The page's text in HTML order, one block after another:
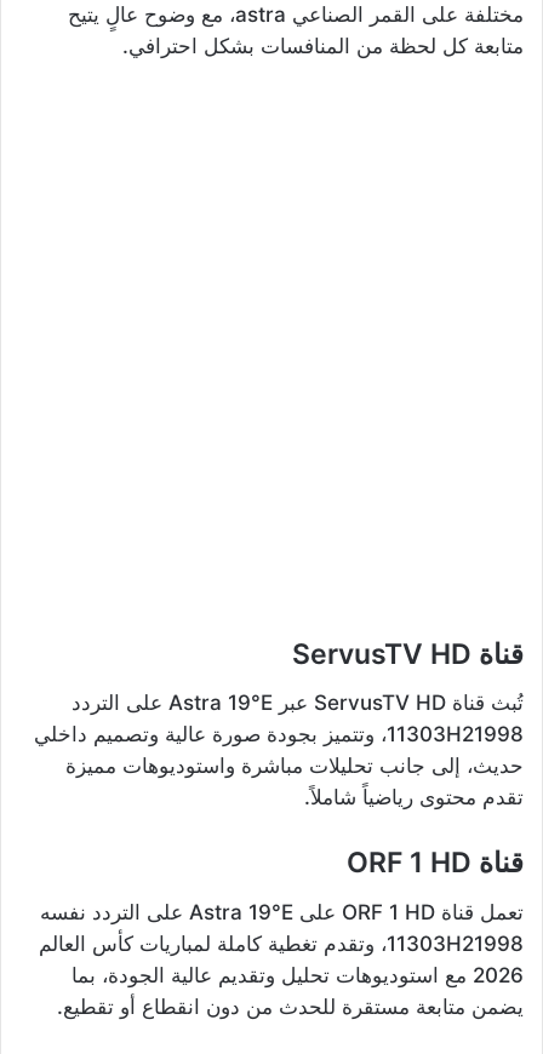
مختلفة على القمر الصناعي astra، مع وضوح عالٍ يتيح
متابعة كل لحظة من المنافسات بشكل احترافي.
قناة ServusTV HD
تُبث قناة ServusTV HD عبر Astra 19°E على التردد
11303H21998، وتتميز بجودة صورة عالية وتصميم داخلي
حديث، إلى جانب تحليلات مباشرة واستوديوهات مميزة
تقدم محتوى رياضياً شاملاً.
قناة ORF 1 HD
تعمل قناة ORF 1 HD على Astra 19°E على التردد نفسه
11303H21998، وتقدم تغطية كاملة لمباريات كأس العالم
2026 مع استوديوهات تحليل وتقديم عالية الجودة، بما
يضمن متابعة مستقرة للحدث من دون انقطاع أو تقطيع.